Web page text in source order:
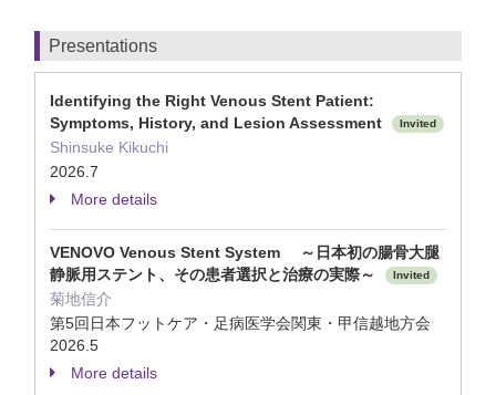
Presentations
Identifying the Right Venous Stent Patient:
Symptoms, History, and Lesion Assessment
Invited
Shinsuke Kikuchi
2026.7
More details
VENOVO Venous Stent System ～日本初の腸骨大腿
静脈用ステント、その患者選択と治療の実際～
Invited
菊地信介
第5回日本フットケア・足病医学会関東・甲信越地方会
2026.5
More details